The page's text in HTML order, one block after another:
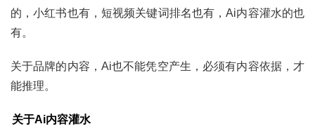
的，小红书也有，短视频关键词排名也有，Ai内容灌水的也
有。
关于品牌的内容，Ai也不能凭空产生，必须有内容依据，才
能推理。
关于Ai内容灌水